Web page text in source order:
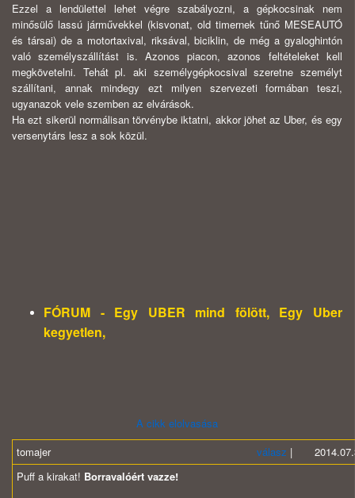
Ezzel a lendülettel lehet végre szabályozni, a gépkocsinak nem
minősülő lassú járművekkel (kisvonat, old timernek tűnő MESEAUTÓ
és társai) de a motortaxival, riksával, biciklin, de még a gyaloghintón
való személyszállítást is. Azonos piacon, azonos feltételeket kell
megkövetelni. Tehát pl. aki személygépkocsival szeretne személyt
szállítani, annak mindegy ezt milyen szervezeti formában teszi,
ugyanazok vele szemben az elvárások.
Ha ezt sikerül normálisan törvénybe iktatni, akkor jöhet az Uber, és egy
versenytárs lesz a sok közül.
FÓRUM - Egy UBER mind fölött, Egy Uber
kegyetlen,
A cikk elolvasása
tomajer
válasz |
Puff a kirakat! Borravalóért vazze!